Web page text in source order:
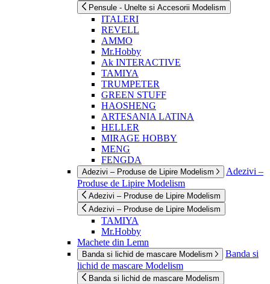
Pensule - Unelte si Accesorii Modelism
ITALERI
REVELL
AMMO
Mr.Hobby
Ak INTERACTIVE
TAMIYA
TRUMPETER
GREEN STUFF
HAOSHENG
ARTESANIA LATINA
HELLER
MIRAGE HOBBY
MENG
FENGDA
Adezivi – Produse de Lipire Modelism
Adezivi –
Produse de Lipire Modelism
Adezivi – Produse de Lipire Modelism
Adezivi – Produse de Lipire Modelism
TAMIYA
Mr.Hobby
Machete din Lemn
Banda si lichid de mascare Modelism
Banda si
lichid de mascare Modelism
Banda si lichid de mascare Modelism